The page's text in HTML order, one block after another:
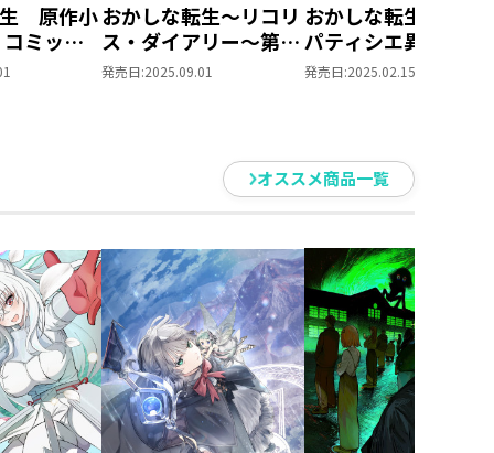
生 原作小
ミック
同時購
おかしな転生～リコリ
ス・ダイアリー～第2
巻
発売日:2025.09.01
おかしな転生XII 最強
パティシエ異世界降
発売日:2025.02.15
オススメ商品一覧